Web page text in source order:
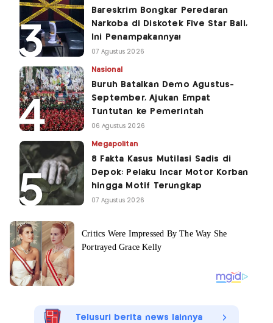
Bareskrim Bongkar Peredaran
Narkoba di Diskotek Five Star Bali,
Ini Penampakannya!
07 Agustus 2026
Nasional
Buruh Batalkan Demo Agustus-
September, Ajukan Empat
Tuntutan ke Pemerintah
06 Agustus 2026
Megapolitan
8 Fakta Kasus Mutilasi Sadis di
Depok: Pelaku Incar Motor Korban
hingga Motif Terungkap
07 Agustus 2026
Telusuri berita news lainnya